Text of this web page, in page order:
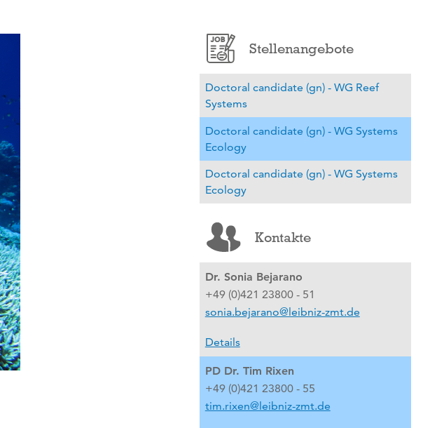
Stellenangebote
Doctoral candidate (gn) - WG Reef
Systems
Doctoral candidate (gn) - WG Systems
Ecology
Doctoral candidate (gn) - WG Systems
Ecology
Kontakte
Dr. Sonia Bejarano
+49 (0)421 23800 - 51
sonia.bejarano@leibniz-zmt.de
Details
PD Dr. Tim Rixen
+49 (0)421 23800 - 55
tim.rixen@leibniz-zmt.de